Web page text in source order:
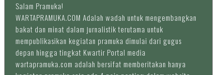
Salam Pramuka!
WARTAPRAMUKA.COM Adalah wadah untuk mengembangkan
bakat dan minat dalam jurnalistik terutama untuk
mempublikasikan kegiatan pramuka dimulai dari gugus
depan hingga tingkat Kwartir Portal media
wartapramuka.com adalah bersifat memberitakan hanya